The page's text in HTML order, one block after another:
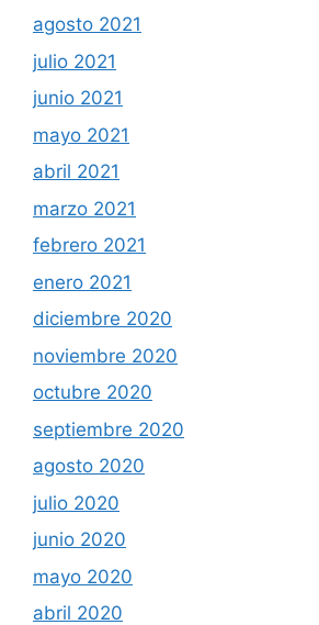
agosto 2021
julio 2021
junio 2021
mayo 2021
abril 2021
marzo 2021
febrero 2021
enero 2021
diciembre 2020
noviembre 2020
octubre 2020
septiembre 2020
agosto 2020
julio 2020
junio 2020
mayo 2020
abril 2020